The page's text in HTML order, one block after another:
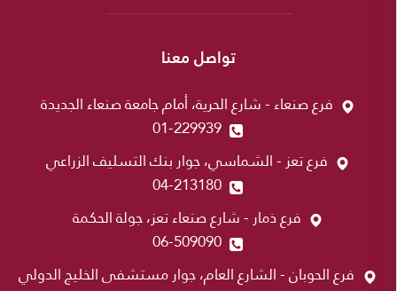
تواصل معنا
فرع صنعاء - شارع الحرية، أمام جامعة صنعاء الجديدة
01-229939
فرع تعز - الشماسي، جوار بنك التسليف الزراعي
04-213180
فرع ذمار - شارع صنعاء تعز، جولة الحكمة
06-509090
فرع الحوبان - الشارع العام، جوار مستشفى الخليج الدولي